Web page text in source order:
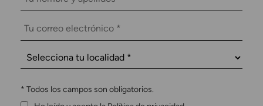
* Todos los campos son obligatorios.